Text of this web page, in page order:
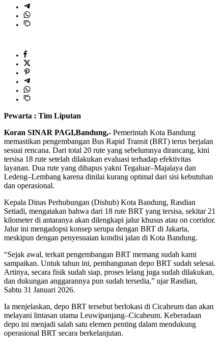
Pewarta : Tim Liputan
Koran SINAR PAGI,Bandung,- Pemerintah Kota Bandung
memastikan pengembangan Bus Rapid Transit (BRT) terus berjalan
sesuai rencana. Dari total 20 rute yang sebelumnya dirancang, kini
tersisa 18 rute setelah dilakukan evaluasi terhadap efektivitas
layanan. Dua rute yang dihapus yakni Tegaluar–Majalaya dan
Ledeng–Lembang karena dinilai kurang optimal dari sisi kebutuhan
dan operasional.
Kepala Dinas Perhubungan (Dishub) Kota Bandung, Rasdian
Setiadi, mengatakan bahwa dari 18 rute BRT yang tersisa, sekitar 21
kilometer di antaranya akan dilengkapi jalur khusus atau on corridor.
Jalur ini mengadopsi konsep serupa dengan BRT di Jakarta,
meskipun dengan penyesuaian kondisi jalan di Kota Bandung.
“Sejak awal, terkait pengembangan BRT memang sudah kami
sampaikan. Untuk tahun ini, pembangunan depo BRT sudah selesai.
Artinya, secara fisik sudah siap, proses lelang juga sudah dilakukan,
dan dukungan anggarannya pun sudah tersedia,” ujar Rasdian,
Sabtu 31 Januari 2026.
Ia menjelaskan, depo BRT tersebut berlokasi di Cicaheum dan akan
melayani lintasan utama Leuwipanjang–Cicaheum. Keberadaan
depo ini menjadi salah satu elemen penting dalam mendukung
operasional BRT secara berkelanjutan.